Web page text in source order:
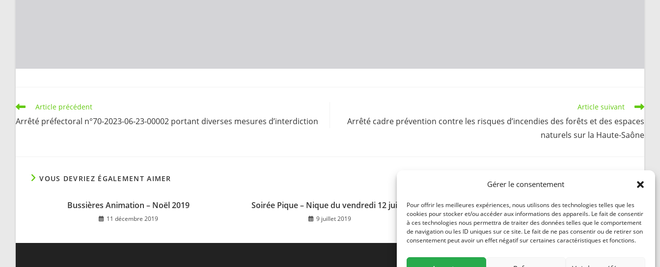
Gérer le consentement
Pour offrir les meilleures expériences, nous utilisons des technologies telles que les
cookies pour stocker et/ou accéder aux informations des appareils. Le fait de consentir
à ces technologies nous permettra de traiter des données telles que le comportement
de navigation ou les ID uniques sur ce site. Le fait de ne pas consentir ou de retirer son
consentement peut avoir un effet négatif sur certaines caractéristiques et fonctions.
Read
more
articles
Article précédent
Arrêté préfectoral n°70-2023-06-23-00002 portant diverses mesures d’interdiction
Article suivant
Arrêté cadre prévention contre les risques d’incendies des forêts et des espaces
naturels sur la Haute-Saône
VOUS DEVRIEZ ÉGALEMENT AIMER
Bussières Animation – Noël 2019
11 décembre 2019
Soirée Pique – Nique du vendredi 12 juillet
9 juillet 2019
Rapport d’analyse d’eau du 07 septembre 2022
15 septembre 2022